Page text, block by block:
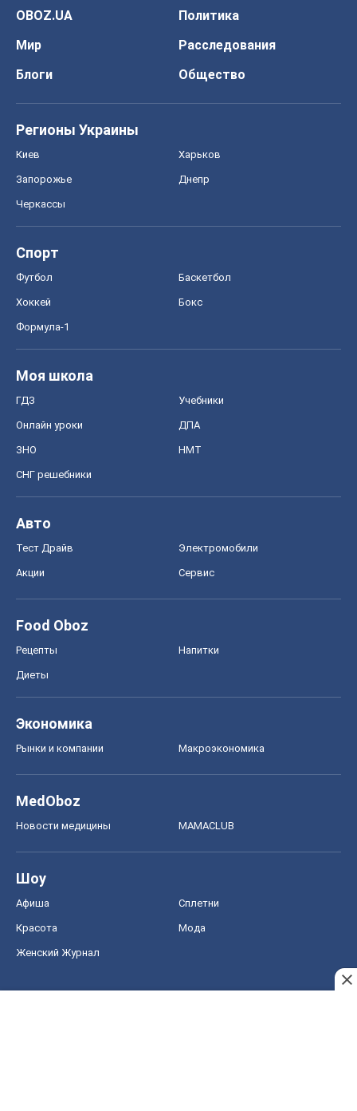
OBOZ.UA
Политика
Мир
Расследования
Блоги
Общество
Регионы Украины
Киев Харьков
Запорожье Днепр
Черкассы
Спорт
Футбол Баскетбол
Хоккей Бокс
Формула-1
Моя школа
ГДЗ Учебники
Онлайн уроки ДПА
ЗНО НМТ
СНГ решебники
Авто
Тест Драйв Электромобили
Акции Сервис
Food Oboz
Рецепты Напитки
Диеты
Экономика
Рынки и компании Mакроэкономика
MedOboz
Новости медицины MAMACLUB
Шоу
Афиша Сплетни
Красота Мода
Женский Журнал